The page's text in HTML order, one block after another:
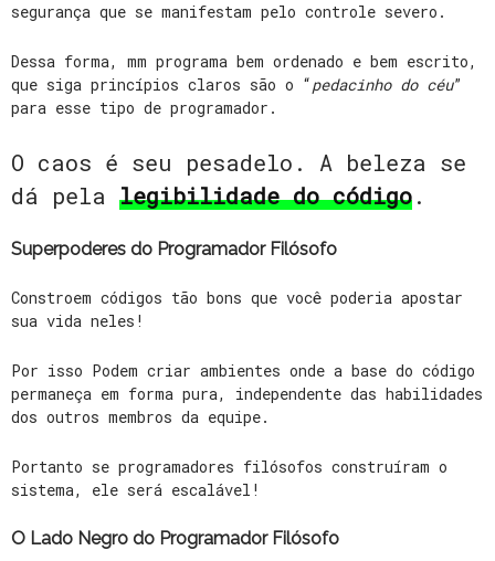
segurança que se manifestam pelo controle severo.
Dessa forma, mm programa bem ordenado e bem escrito,
que siga princípios claros são o “pedacinho do céu”
para esse tipo de programador.
O caos é seu pesadelo. A beleza se
dá pela legibilidade do código.
Superpoderes do Programador Filósofo
Constroem códigos tão bons que você poderia apostar
sua vida neles!
Por isso Podem criar ambientes onde a base do código
permaneça em forma pura, independente das habilidades
dos outros membros da equipe.
Portanto se programadores filósofos construíram o
sistema, ele será escalável!
O Lado Negro do Programador Filósofo